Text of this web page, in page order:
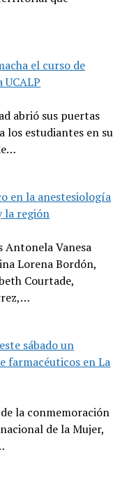
el curso de
UCALP
abrió sus puertas
los estudiantes en su
en la anestesiología
la región
Antonela Vanesa
Lorena Bordón,
Courtade,
sábado un
farmacéuticos en La
la conmemoración
de la Mujer,